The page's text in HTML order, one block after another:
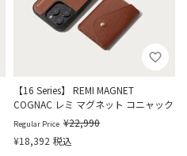
【16 Series】 REMI MAGNET
COGNAC レミ マグネット コニャック
Regular Price ¥22,990
¥18,392 税込